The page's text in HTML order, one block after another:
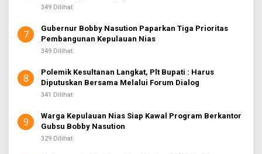
349 Dilihat
7
Gubernur Bobby Nasution Paparkan Tiga Prioritas
Pembangunan Kepulauan Nias
349 Dilihat
8
Polemik Kesultanan Langkat, Plt Bupati : Harus
Diputuskan Bersama Melalui Forum Dialog
341 Dilihat
9
Warga Kepulauan Nias Siap Kawal Program Berkantor
Gubsu Bobby Nasution
329 Dilihat